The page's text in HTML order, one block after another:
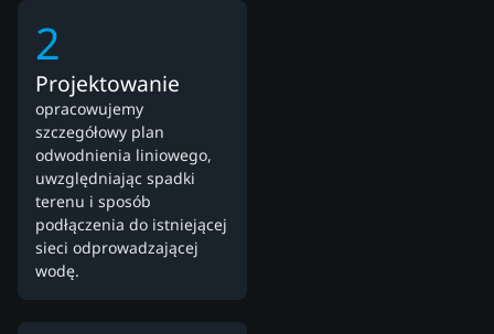
2
Projektowanie
opracowujemy
szczegółowy plan
odwodnienia liniowego,
uwzględniając spadki
terenu i sposób
podłączenia do istniejącej
sieci odprowadzającej
wodę.